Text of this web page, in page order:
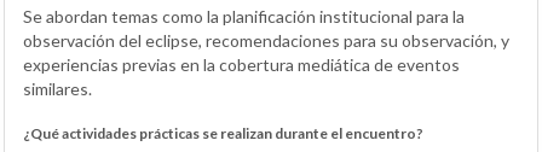
Se abordan temas como la planificación institucional para la
observación del eclipse, recomendaciones para su observación, y
experiencias previas en la cobertura mediática de eventos
similares.
¿Qué actividades prácticas se realizan durante el encuentro?